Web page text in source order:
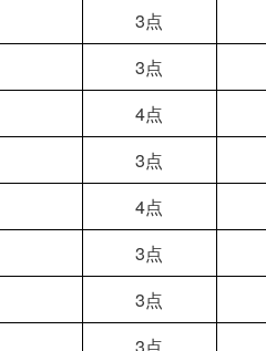
3点
3点
4点
3点
4点
3点
3点